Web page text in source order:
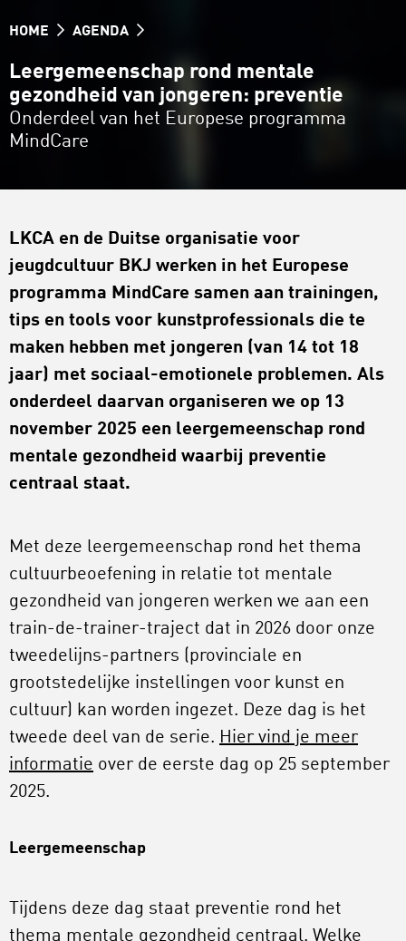
HOME AGENDA
Leergemeenschap rond mentale
gezondheid van jongeren: preventie
Onderdeel van het Europese programma
MindCare
LKCA en de Duitse organisatie voor
jeugdcultuur BKJ werken in het Europese
programma MindCare samen aan trainingen,
tips en tools voor kunstprofessionals die te
maken hebben met jongeren (van 14 tot 18
jaar) met sociaal-emotionele problemen. Als
onderdeel daarvan organiseren we op 13
november 2025 een leergemeenschap rond
mentale gezondheid waarbij preventie
centraal staat.
Met deze leergemeenschap rond het thema
cultuurbeoefening in relatie tot mentale
gezondheid van jongeren werken we aan een
train-de-trainer-traject dat in 2026 door onze
tweedelijns-partners (provinciale en
grootstedelijke instellingen voor kunst en
cultuur) kan worden ingezet. Deze dag is het
tweede deel van de serie. Hier vind je meer
informatie over de eerste dag op 25 september
2025.
Leergemeenschap
Tijdens deze dag staat preventie rond het
thema mentale gezondheid centraal. Welke